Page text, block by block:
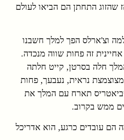
התחתן הם הביאו לעולם
וצ'ארלס הפך למלך חשבנו
זה פחות שווה מנכדה.
חלה בסרטן, קייט חלתה
נראית, נעבעך, פחות
תארח עם המלך את
ממש בקרוב.
הם עובדים כרגע, הוא אדריכל